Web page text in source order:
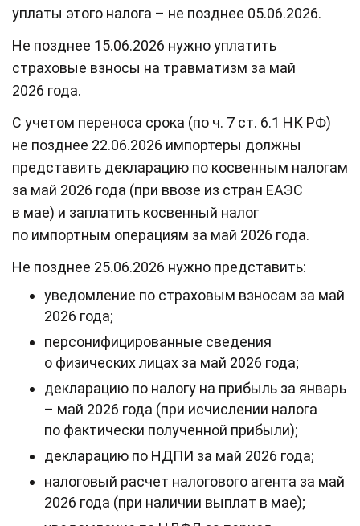
уплаты этого налога – не позднее 05.06.2026.
Не позднее 15.06.2026 нужно уплатить
страховые взносы на травматизм за май
2026 года.
С учетом переноса срока (по ч. 7 ст. 6.1 НК РФ)
не позднее 22.06.2026 импортеры должны
представить декларацию по косвенным налогам
за май 2026 года (при ввозе из стран ЕАЭС
в мае) и заплатить косвенный налог
по импортным операциям за май 2026 года.
Не позднее 25.06.2026 нужно представить:
уведомление по страховым взносам за май
2026 года;
персонифицированные сведения
о физических лицах за май 2026 года;
декларацию по налогу на прибыль за январь
– май 2026 года (при исчислении налога
по фактически полученной прибыли);
декларацию по НДПИ за май 2026 года;
налоговый расчет налогового агента за май
2026 года (при наличии выплат в мае);